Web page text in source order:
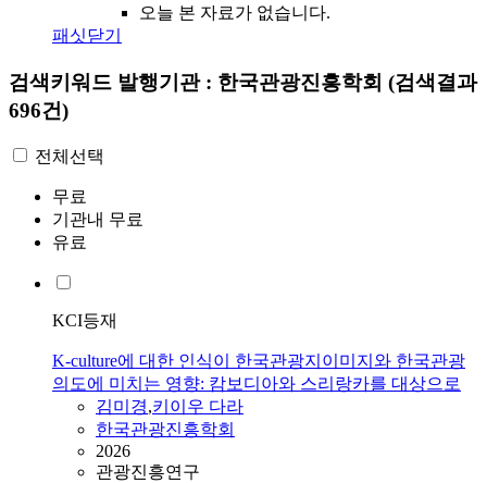
오늘 본 자료가 없습니다.
패싯닫기
검색키워드 발행기관 : 한국관광진흥학회 (검색결과
696건)
전체선택
무료
기관내 무료
유료
KCI등재
K-culture에 대한 인식이 한국관광지이미지와 한국관광
의도에 미치는 영향: 캄보디아와 스리랑카를 대상으로
김미경,키이우 다라
한국관광진흥학회
2026
관광진흥연구